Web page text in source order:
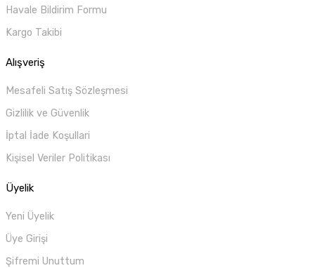
Havale Bildirim Formu
Kargo Takibi
Alışveriş
Mesafeli Satış Sözleşmesi
Gizlilik ve Güvenlik
İptal İade Koşullari
Kişisel Veriler Politikası
Üyelik
Yeni Üyelik
Üye Girişi
Şifremi Unuttum